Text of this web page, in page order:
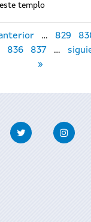
templo
… 829
836 837 …
»
Twitter